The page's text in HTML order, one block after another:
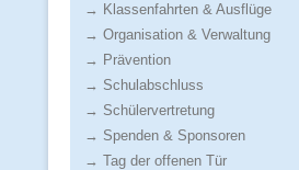
→ Klassenfahrten & Ausflüge
→ Organisation & Verwaltung
→ Prävention
→ Schulabschluss
→ Schülervertretung
→ Spenden & Sponsoren
→ Tag der offenen Tür